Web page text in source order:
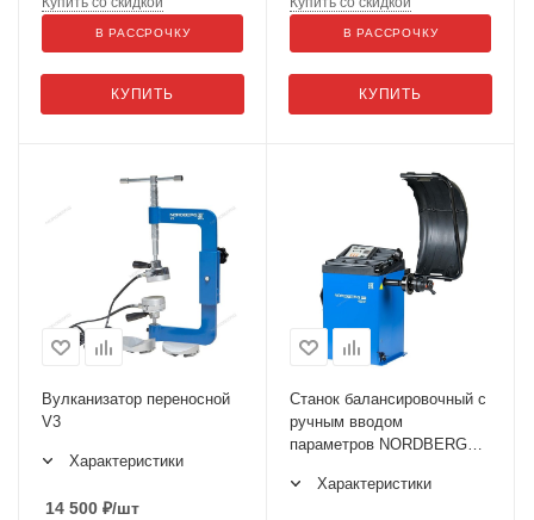
КУПИТЬ
В РАССРОЧКУ
КУПИТЬ
В РАССРОЧКУ
Вулканизатор переносной
V3
Характеристики
14 500 ₽/шт
Станок балансировочный с
ручным вводом
параметров NORDBERG
Характеристики